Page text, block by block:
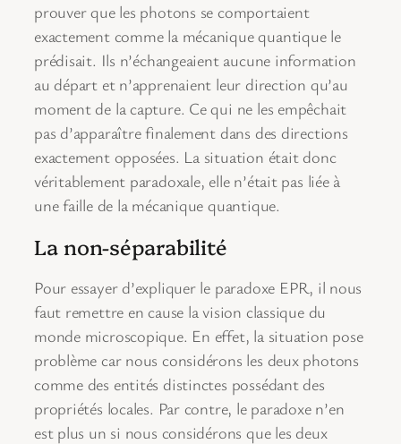
prouver que les photons se comportaient
exactement comme la mécanique quantique le
prédisait. Ils n’échangeaient aucune information
au départ et n’apprenaient leur direction qu’au
moment de la capture. Ce qui ne les empêchait
pas d’apparaître finalement dans des directions
exactement opposées. La situation était donc
véritablement paradoxale, elle n’était pas liée à
une faille de la mécanique quantique.
La non-séparabilité
Pour essayer d’expliquer le paradoxe EPR, il nous
faut remettre en cause la vision classique du
monde microscopique. En effet, la situation pose
problème car nous considérons les deux photons
comme des entités distinctes possédant des
propriétés locales. Par contre, le paradoxe n’en
est plus un si nous considérons que les deux